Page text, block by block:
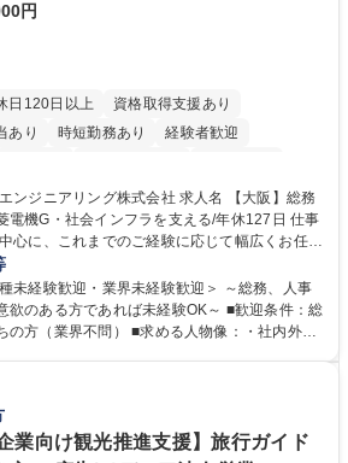
円
日120日以上
資格取得支援あり
あり 時短勤務あり
経験者歓迎
み 服装自由 寮・社宅あり 食事補助あり
ング株式会社 求人名 【大阪】総務
機G・社会インフラを支える/年休127日 仕事
心に、これまでのご経験に応じて幅広くお任せ
生運用 など ※基本的には事務所勤務ですが、
より、関西圏以外への日帰り・宿泊を伴う国内
務を持ちつつ、お互いに助け合いながら、総
未経験歓迎・業界未経験歓迎＞ ～総務、人事
欲のある方であれば未経験OK～ ■歓迎条件：総
） ■求める人物像：・社内外の
業向け観光推進支援】旅行ガイド